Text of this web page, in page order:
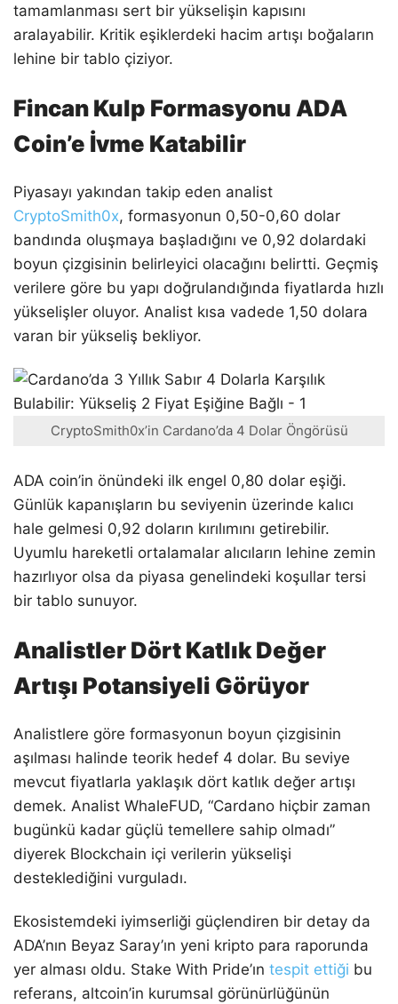
tamamlanması sert bir yükselişin kapısını
aralayabilir. Kritik eşiklerdeki hacim artışı boğaların
lehine bir tablo çiziyor.
Fincan Kulp Formasyonu ADA
Coin’e İvme Katabilir
Piyasayı yakından takip eden analist
CryptoSmith0x, formasyonun 0,50-0,60 dolar
bandında oluşmaya başladığını ve 0,92 dolardaki
boyun çizgisinin belirleyici olacağını belirtti. Geçmiş
verilere göre bu yapı doğrulandığında fiyatlarda hızlı
yükselişler oluyor. Analist kısa vadede 1,50 dolara
varan bir yükseliş bekliyor.
CryptoSmith0x’in Cardano’da 4 Dolar Öngörüsü
ADA coin’in önündeki ilk engel 0,80 dolar eşiği.
Günlük kapanışların bu seviyenin üzerinde kalıcı
hale gelmesi 0,92 doların kırılımını getirebilir.
Uyumlu hareketli ortalamalar alıcıların lehine zemin
hazırlıyor olsa da piyasa genelindeki koşullar tersi
bir tablo sunuyor.
Analistler Dört Katlık Değer
Artışı Potansiyeli Görüyor
Analistlere göre formasyonun boyun çizgisinin
aşılması halinde teorik hedef 4 dolar. Bu seviye
mevcut fiyatlarla yaklaşık dört katlık değer artışı
demek. Analist WhaleFUD, “Cardano hiçbir zaman
bugünkü kadar güçlü temellere sahip olmadı”
diyerek Blockchain içi verilerin yükselişi
desteklediğini vurguladı.
Ekosistemdeki iyimserliği güçlendiren bir detay da
ADA’nın Beyaz Saray’ın yeni kripto para raporunda
yer alması oldu. Stake With Pride’ın tespit ettiği bu
referans, altcoin’in kurumsal görünürlüğünün